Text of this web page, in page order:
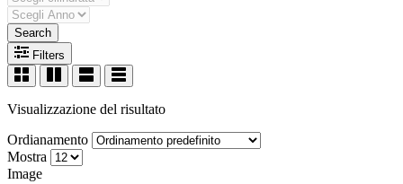
Search
Filters
Visualizzazione del risultato
Ordianamento
Mostra
Image